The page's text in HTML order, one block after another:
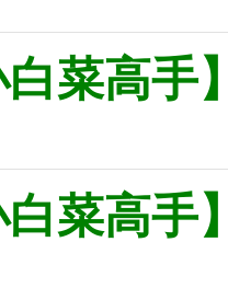
菜高手
白菜高